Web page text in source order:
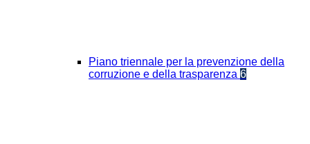
Piano triennale per la prevenzione della
corruzione e della trasparenza 6